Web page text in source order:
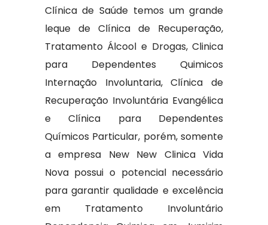
Clínica de Saúde temos um grande
leque de Clínica de Recuperação,
Tratamento Álcool e Drogas, Clinica
para Dependentes Quimicos
Internação Involuntaria, Clínica de
Recuperação Involuntária Evangélica
e Clínica para Dependentes
Químicos Particular, porém, somente
a empresa New New Clinica Vida
Nova possui o potencial necessário
para garantir qualidade e excelência
em Tratamento Involuntário